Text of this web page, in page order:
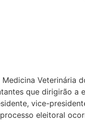
Veterinária
que dirigirão a
vice-
eleitoral